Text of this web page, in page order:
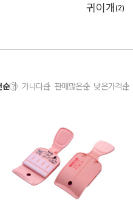
귀이개 (2)
순 가나다순 판매많은순 낮은가격순